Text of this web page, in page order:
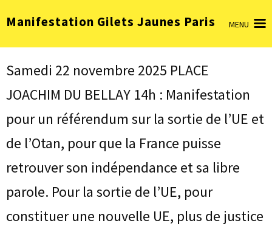
au
(Pressez
Entrée)
Manifestation Gilets Jaunes Paris MENU
Samedi 22 novembre 2025 PLACE
JOACHIM DU BELLAY 14h : Manifestation
pour un référendum sur la sortie de l’UE et
de l’Otan, pour que la France puisse
retrouver son indépendance et sa libre
parole. Pour la sortie de l’UE, pour
constituer une nouvelle UE, plus de justice